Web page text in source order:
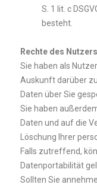
S. 1 lit. c
besteht.
Rechte des Nutzers
Sie haben als
Auskunft darüber
Daten über Sie
Sie haben
Daten und auf die
Löschung Ihrer
Falls zutreffend,
Datenportabilität
Sollten Sie